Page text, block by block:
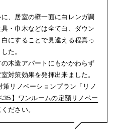
、居室の壁一面に白レンガ調
・巾木などは全て白、ダウン
にすることで見違える程真っ
た。
木造アパートにもかかわらず
対策効果を発揮出来ました。
リノベーションプラン「リノ
35】ワンルームの定額リノベー
ださい。